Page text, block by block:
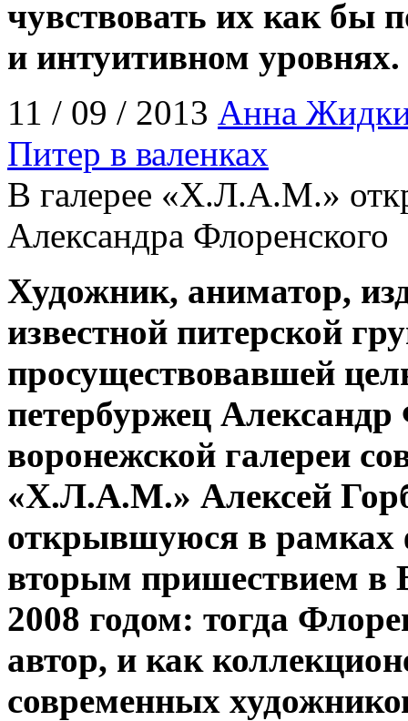
чувствовать их как бы
и интуитивном уровнях.
11 / 09 / 2013 Анна
Питер в валенках
В галерее «Х.Л.А.М.»
Александра Флоренского
Художник, аниматор,
известной питерской
просуществовавшей
петербуржец
воронежской галереи
«Х.Л.А.М.» Алексей
открывшуюся в рамках
вторым пришествием в
2008 годом: тогда
автор, и как
современных